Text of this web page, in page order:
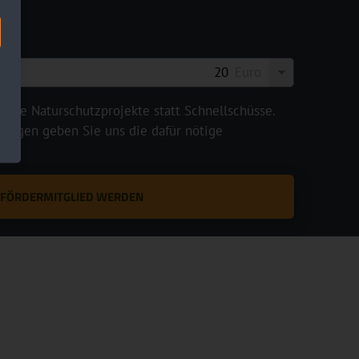
Naturschutzprojekte statt Schnellschüsse.
geben Sie uns die dafür nötige
WERDEN